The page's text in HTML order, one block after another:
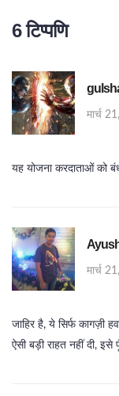
6 टिप्पणि
मार्च
यह योजना करदाताओं को
मार्च
जाहिर है, ये सिर्फ कागज़ी
ऐसी बड़ी राहत नहीं दी,